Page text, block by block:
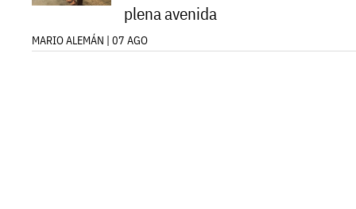
plena avenida
MARIO ALEMÁN | 07 AGO